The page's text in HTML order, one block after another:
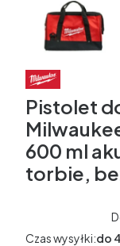
Pistolet
600 ml
torbie,
Czas wysyłki:do